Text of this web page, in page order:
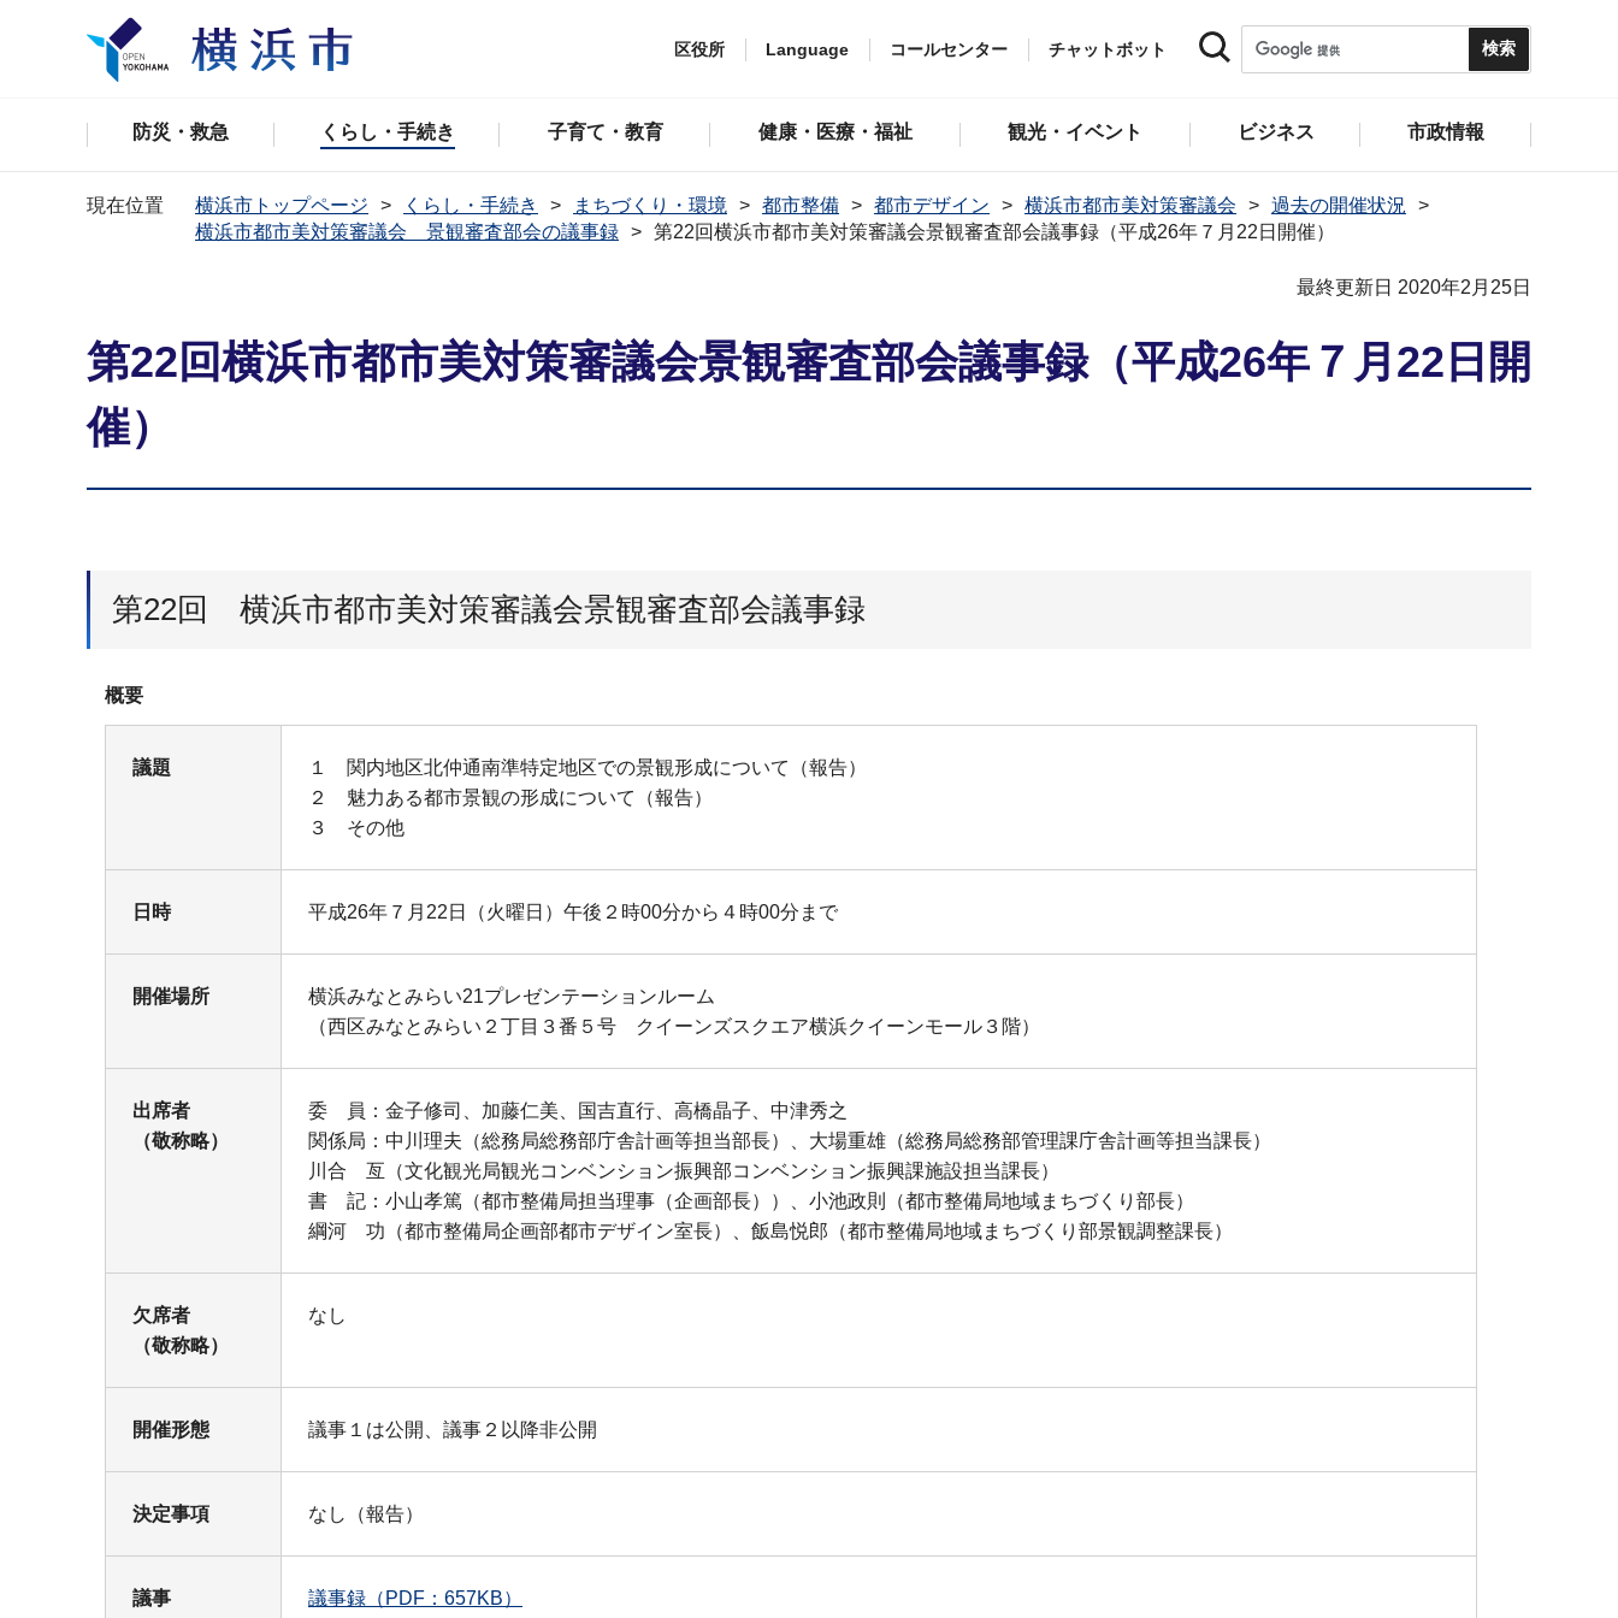
区役所 Language コールセンター チャットボット
防災・救急 くらし・手続き 子育て・教育 健康・医療・福祉 観光・イベント ビジネス 市政情報
現在位置 横浜市トップページ くらし・手続き まちづくり・環境 都市整備 都市デザイン 横浜市都市美対策審議会
過去の開催状況
横浜市都市美対策審議会 景観審査部会の議事録
第22回横浜市都市美対策審議会景観審査部会議事録（平成26年７月22日開催）
最終更新日 2020年2月25日
第22回横浜市都市美対策審議会景観審査部会議事録（平成26年７月22日開
催）
第22回 横浜市都市美対策審議会景観審査部会議事録
概要
議題
１ 関内地区北仲通南準特定地区での景観形成について（報告）
２ 魅力ある都市景観の形成について（報告）
３ その他
日時 平成26年７月22日（火曜日）午後２時00分から４時00分まで
開催場所
横浜みなとみらい21プレゼンテーションルーム
（西区みなとみらい２丁目３番５号 クイーンズスクエア横浜クイーンモール３階）
出席者
（敬称略）
委 員：金子修司、加藤仁美、国吉直行、高橋晶子、中津秀之
関係局：中川理夫（総務局総務部庁舎計画等担当部長）、大場重雄（総務局総務部管理課庁舎計画等担当課長）
川合 亙（文化観光局観光コンベンション振興部コンベンション振興課施設担当課長）
書 記：小山孝篤（都市整備局担当理事（企画部長））、小池政則（都市整備局地域まちづくり部長）
綱河 功（都市整備局企画部都市デザイン室長）、飯島悦郎（都市整備局地域まちづくり部景観調整課長）
欠席者
（敬称略）
なし
開催形態 議事１は公開、議事２以降非公開
決定事項 なし（報告）
議事 議事録（PDF：657KB）